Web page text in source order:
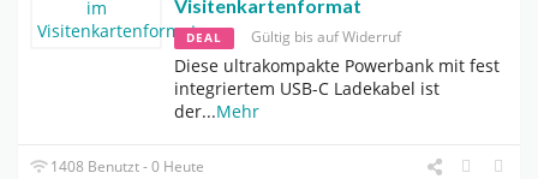
Visitenkartenformat
DEAL Gültig bis auf Widerruf
Diese ultrakompakte Powerbank mit fest
integriertem USB-C Ladekabel ist
der...Mehr
1408 Benutzt - 0 Heute